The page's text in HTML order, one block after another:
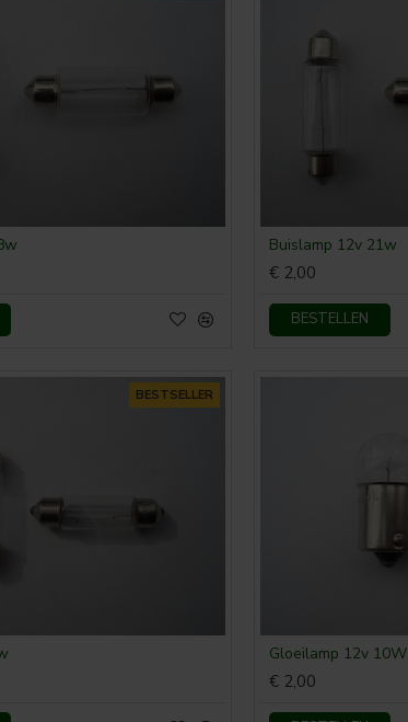
Buislamp 12v 21w
€ 2,00
BESTELLEN
BESTSELLER
Gloeilamp 12v 10W
€ 2,00